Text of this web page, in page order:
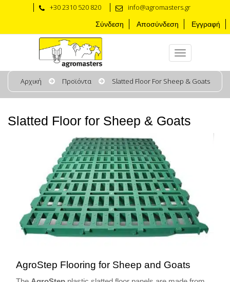
+30 2310 520 820 info@agromasters.gr
Σύνδεση Αποσύνδεση Εγγραφή
Αρχική Προϊόντα Slatted Floor For Sheep & Goats
Slatted Floor for Sheep & Goats
AgroStep Flooring for Sheep and Goats